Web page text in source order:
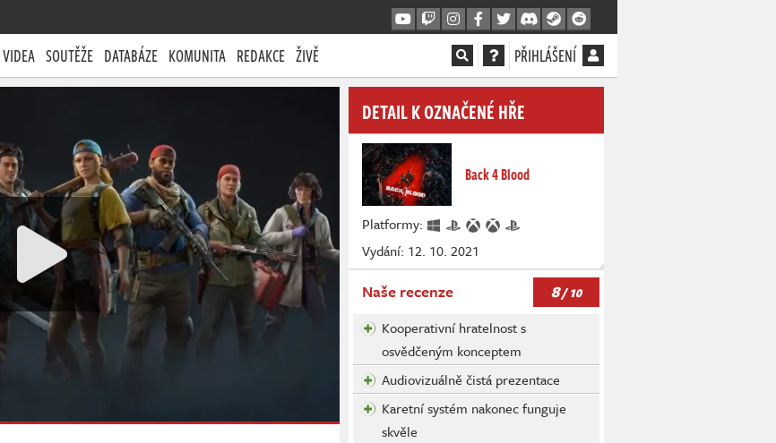
VIDEA SOUTĚŽE DATABÁZE KOMUNITA REDAKCE ŽIVĚ PŘIHLÁŠENÍ
DETAIL K OZNAČENÉ HŘE
Back 4 Blood
Platformy:
Vydání: 12. 10. 2021
Naše recenze 8/ 10
Kooperativní hratelnost s
osvědčeným konceptem
Audiovizuálně čistá prezentace
Karetní systém nakonec funguje
skvěle